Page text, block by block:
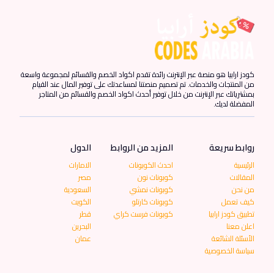
كودز ارابيا هو منصة عبر الإنترنت رائدة تقدم اكواد الخصم والقسائم لمجموعة واسعة
من المنتجات والخدمات. تم تصميم منصتنا لمساعدتك على توفير المال عند القيام
بمشترياتك عبر الإنترنت من خلال توفير أحدث اكواد الخصم والقسائم من المتاجر
المفضلة لديك.
روابط سريعة
الرئيسية
المقالات
من نحن
كيف تعمل
تطبيق كودز ارابيا
اعلن معنا
الأسئلة الشائعة
سياسة الخصوصية
المزيد من الروابط
احدث الكوبونات
كوبونات نون
كوبونات نمشي
كوبونات كارتلو
كوبونات فرست كراي
الدول
الامارات
مصر
السعودية
الكويت
قطر
البحرين
عمان